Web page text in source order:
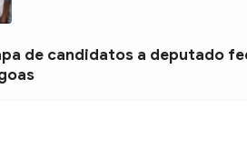
de candidatos a deputado